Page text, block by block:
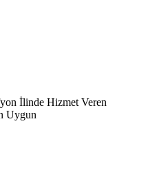
İlinde Hizmet Veren
Uygun